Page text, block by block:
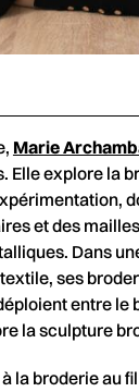
Marie
Elle explore la
et des
Dans
ses
entre le
la sculpture
la broderie au